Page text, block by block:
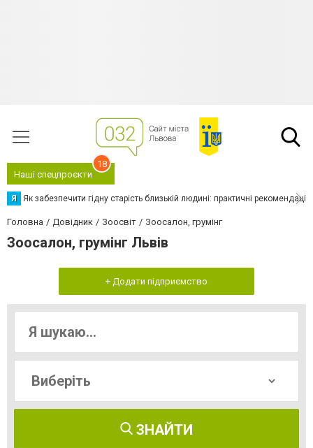
Наші спецпроєкти
18
Я Як забезпечити гідну старість близькій людині: практичні рекомендації
Головна Довідник Зоосвіт Зоосалон, грумінг
Зоосалон, грумінг Львів
+ Додати підприємство
ЗНАЙТИ